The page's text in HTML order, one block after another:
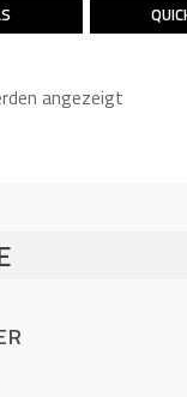
angezeigt